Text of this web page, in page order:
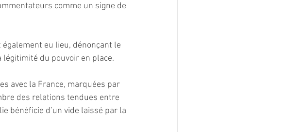
comme un signe de
eu lieu, dénonçant le
du pouvoir en place.
avec la France, marquées par
des relations tendues entre
bénéficie d’un vide laissé par la